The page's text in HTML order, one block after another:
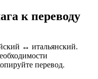
к переводу
↔ итальянский.
перевод.